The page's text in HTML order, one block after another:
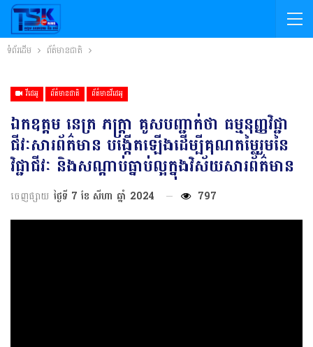
ទំព័រដើម ព័ត៌មានជាតិ
វីដេអូ ព័ត៌មានជាតិ ព័ត៌មានវីដេអូ
ឯកឧត្តម នេត្រ ភក្ត្រា គូសបញ្ជាក់ថា ធម្មនុញ្ញវិជ្ជា
ជីវៈសារព័ត៌មាន បង្កើតឡើងដើម្បីគុណតម្លៃរួមនៃ
វិជ្ជាជីវៈ និងសណ្តាប់ធ្នាប់ល្អក្នុងវិស័យសារព័ត៌មាន
ចេញផ្សាយ ថ្ងៃទី 7 ខែ សីហា ឆ្នាំ 2024 797